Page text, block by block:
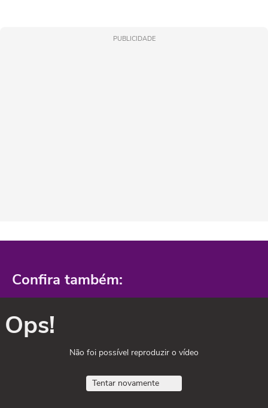
PUBLICIDADE
Confira também:
Ops!
Não foi possível reproduzir o vídeo
Tentar novamente